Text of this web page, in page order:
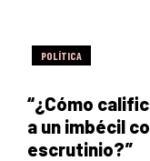
POLÍTICA
“¿Cómo
a un imbécil
escrutinio?”